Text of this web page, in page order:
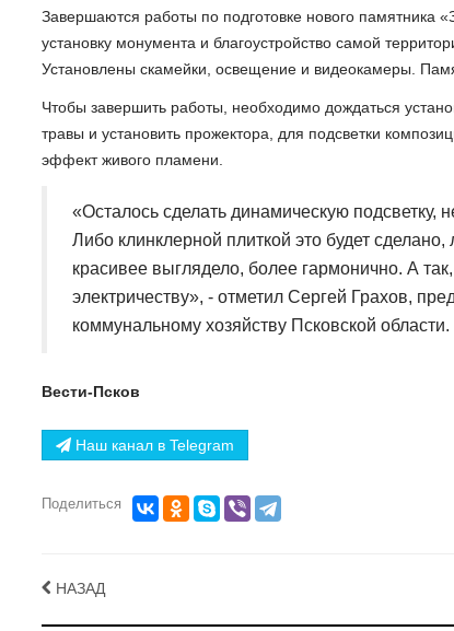
Завершаются работы по подготовке нового
установку монумента и благоустройство самой
Установлены скамейки, освещение и видеокамеры.
Чтобы завершить работы, необходимо дождаться
травы и установить прожектора, для подсветки
эффект живого пламени.
«Осталось сделать динамическую подсветку,
Либо клинклерной плиткой это будет
красивее выглядело, более гармонично. А
электричеству», - отметил Сергей Грахов,
коммунальному хозяйству Псковской области.
Вести-Псков
Наш канал в Telegram
Поделиться
НАЗАД